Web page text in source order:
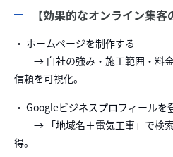
【効果的なオンライン集客
・ ホームページを制作する
→ 自社の強み・施工範囲・料金
信頼を可視化。
・ Googleビジネスプロフィールを
→ 「地域名＋電気工事」で検索
得。